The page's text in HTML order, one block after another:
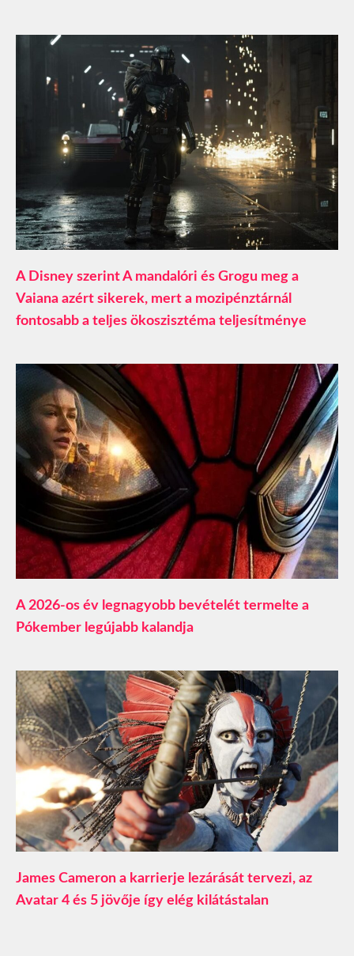
A Disney szerint A mandalóri és Grogu meg a
Vaiana azért sikerek, mert a mozipénztárnál
fontosabb a teljes ökoszisztéma teljesítménye
A 2026-os év legnagyobb bevételét termelte a
Pókember legújabb kalandja
James Cameron a karrierje lezárását tervezi, az
Avatar 4 és 5 jövője így elég kilátástalan